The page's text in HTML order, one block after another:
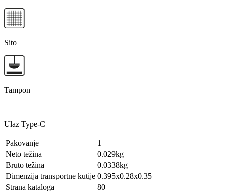
Sito
Tampon
Ulaz Type-C
Pakovanje
1
Neto težina
0.029kg
Bruto težina
0.0338kg
Dimenzija transportne kutije 0.395x0.28x0.35
Strana kataloga
80